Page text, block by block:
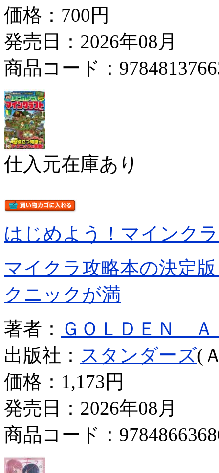
価格： 700円
発売日：2026年08月
商品コード：
仕入元在庫あり
はじめよう！マインク
マイクラ攻略本の決定
クニックが満
著者： ＧＯＬＤＥＮ Ａ
出版社： スタンダーズ(
価格： 1,173円
発売日：2026年08月
商品コード：